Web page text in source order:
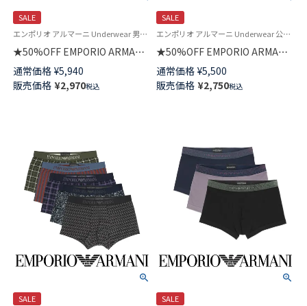
SALE
エンポリオ アルマーニ Underwear 男性アンダーウェア 紳士 下着
★50%OFF EMPORIO ARMANI
SHINY LOGOBAND TRUNK シ
ャイニーロゴバンド ボクサーブ
リーフパンツ 前閉じ EUサイズ
通常価格 ¥5,940
販売価格 ¥2,970税込
SALE
エンポリオ アルマーニ Underwear 公式オンラインショップ 紳士 下着
★50%OFF EMPORIO ARMANI
BASIC MICROFIBER ベーシック
マイクロファイバー ボクサーパ
ンツ 前閉じ EUサイズ メンズ
通常価格 ¥5,500
販売価格 ¥2,750税込
SALE
SALE